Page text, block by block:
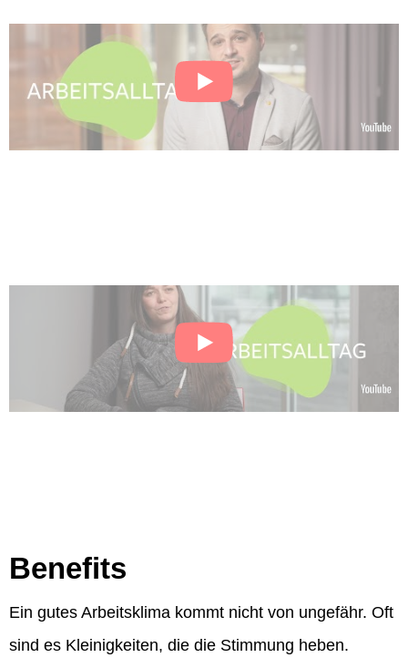
Benefits
Ein gutes Arbeitsklima kommt nicht von ungefähr. Oft
sind es Kleinigkeiten, die die Stimmung heben.